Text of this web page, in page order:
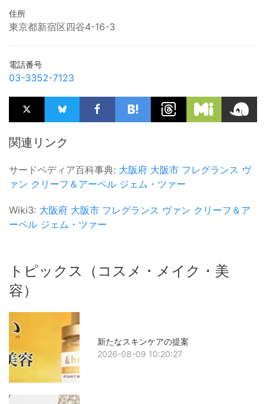
住所
東京都新宿区四谷4-16-3
電話番号
03-3352-7123
関連リンク
サードペディア百科事典: 大阪府 大阪市 フレグランス ヴ
ァン クリーフ＆アーペル ジェム・ツァー
Wiki3: 大阪府 大阪市 フレグランス ヴァン クリーフ＆ア
ーペル ジェム・ツァー
トピックス（コスメ・メイク・美
容）
新たなスキンケアの提案
2026-08-09 10:20:27